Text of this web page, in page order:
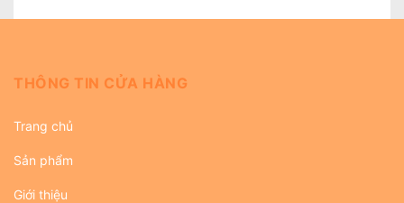
THÔNG TIN CỬA HÀNG
Trang chủ
Sản phẩm
Giới thiệu